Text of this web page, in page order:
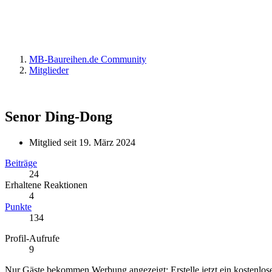
MB-Baureihen.de Community
Mitglieder
Senor Ding-Dong
Mitglied seit 19. März 2024
Beiträge
24
Erhaltene Reaktionen
4
Punkte
134
Profil-Aufrufe
9
Nur Gäste bekommen Werbung angezeigt: Erstelle jetzt ein